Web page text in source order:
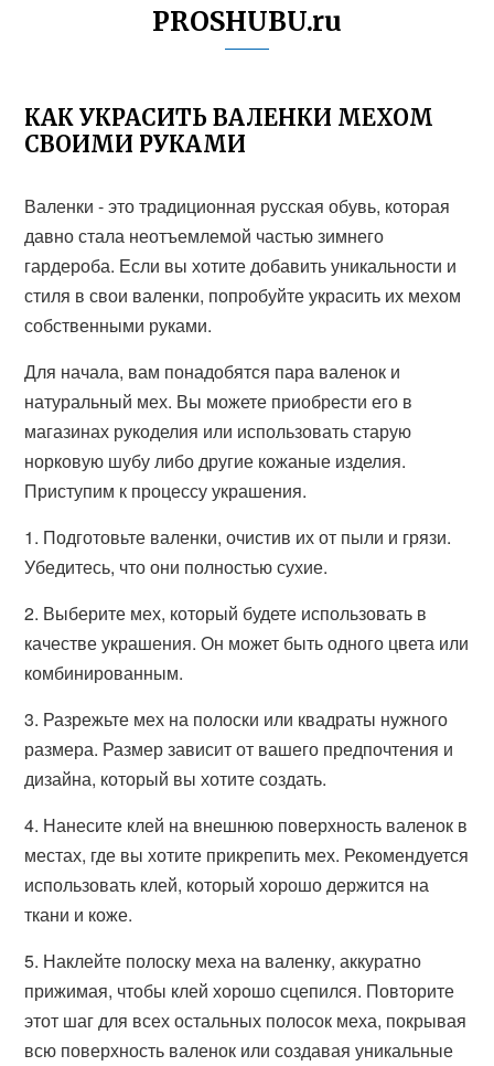
PROSHUBU.ru
КАК УКРАСИТЬ ВАЛЕНКИ МЕХОМ
СВОИМИ РУКАМИ
Валенки - это традиционная русская обувь, которая
давно стала неотъемлемой частью зимнего
гардероба. Если вы хотите добавить уникальности и
стиля в свои валенки, попробуйте украсить их мехом
собственными руками.
Для начала, вам понадобятся пара валенок и
натуральный мех. Вы можете приобрести его в
магазинах рукоделия или использовать старую
норковую шубу либо другие кожаные изделия.
Приступим к процессу украшения.
1. Подготовьте валенки, очистив их от пыли и грязи.
Убедитесь, что они полностью сухие.
2. Выберите мех, который будете использовать в
качестве украшения. Он может быть одного цвета или
комбинированным.
3. Разрежьте мех на полоски или квадраты нужного
размера. Размер зависит от вашего предпочтения и
дизайна, который вы хотите создать.
4. Нанесите клей на внешнюю поверхность валенок в
местах, где вы хотите прикрепить мех. Рекомендуется
использовать клей, который хорошо держится на
ткани и коже.
5. Наклейте полоску меха на валенку, аккуратно
прижимая, чтобы клей хорошо сцепился. Повторите
этот шаг для всех остальных полосок меха, покрывая
всю поверхность валенок или создавая уникальные